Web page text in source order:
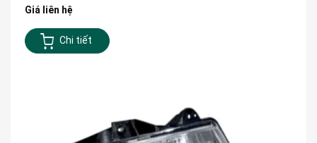
Giá liên hệ
Chi tiết